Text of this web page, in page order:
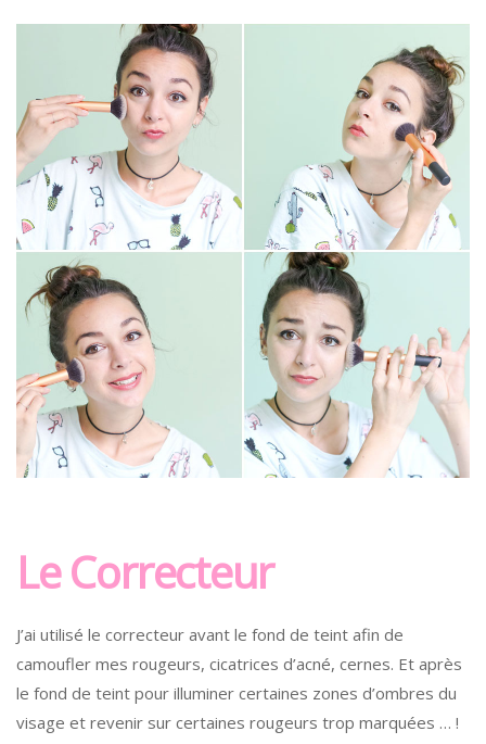
Le Correcteur
J’ai utilisé le correcteur avant le fond de teint afin de
camoufler mes rougeurs, cicatrices d’acné, cernes. Et après
le fond de teint pour illuminer certaines zones d’ombres du
visage et revenir sur certaines rougeurs trop marquées … !